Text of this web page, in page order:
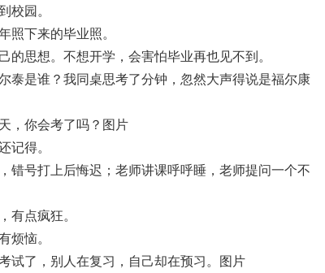
园。
下来的毕业照。
思想。不想开学，会害怕毕业再也见不到。
泰是谁？我同桌思考了分钟，忽然大声得说是福尔康
，你会考了吗？图片
得。
错号打上后悔迟；老师讲课呼呼睡，老师提问一个不
点疯狂。
恼。
试了，别人在复习，自己却在预习。图片